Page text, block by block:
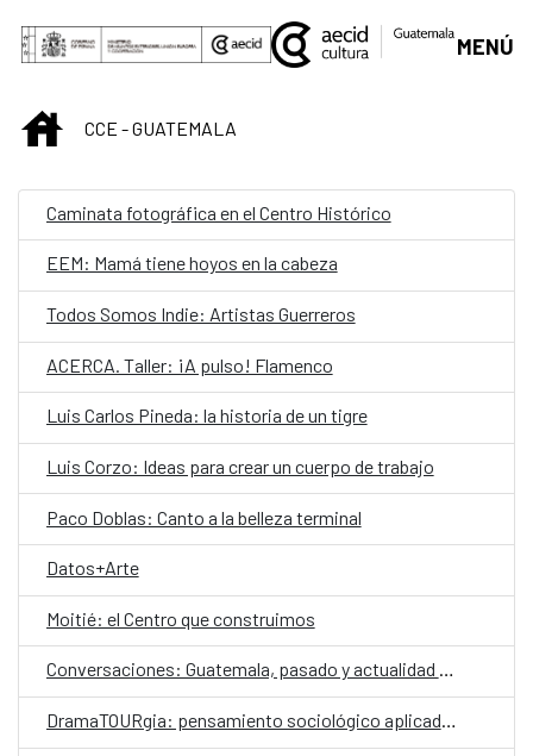
Saltar al contenido principal
MENÚ
INICIOCCE - GUATEMALA
Caminata fotográfica en el Centro Histórico
EEM: Mamá tiene hoyos en la cabeza
Todos Somos Indie: Artistas Guerreros
ACERCA. Taller: ¡A pulso! Flamenco
Luis Carlos Pineda: la historia de un tigre
Luis Corzo: Ideas para crear un cuerpo de trabajo
Paco Doblas: Canto a la belleza terminal
Datos+Arte
Moitié: el Centro que construimos
Conversaciones: Guatemala, pasado y actualidad en el valle de La Ermita
DramaTOURgia: pensamiento sociológico aplicado a la creación escénica